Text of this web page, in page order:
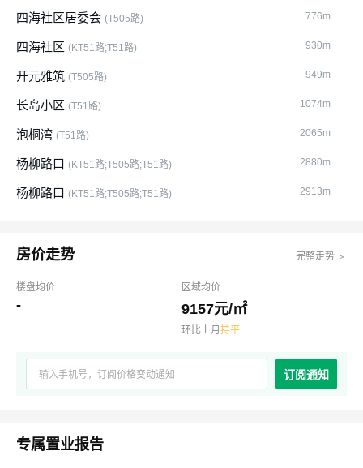
四海社区居委会 (T505路) 776m
四海社区 (KT51路;T51路) 930m
开元雅筑 (T505路) 949m
长岛小区 (T51路) 1074m
泡桐湾 (T51路) 2065m
杨柳路口 (KT51路;T505路;T51路) 2880m
杨柳路口 (KT51路;T505路;T51路) 2913m
房价走势 完整走势 ﹥
楼盘均价
-
区域均价
9157元/㎡
环比上月 持平
订阅通知
专属置业报告